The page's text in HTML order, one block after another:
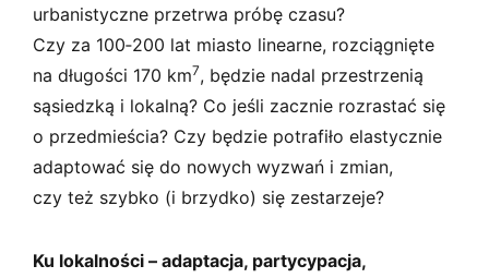
urbanistyczne przetrwa próbę czasu?
Czy za 100‑200 lat miasto linearne, rozciągnięte
na długości 170 km7, będzie nadal przestrzenią
sąsiedzką i lokalną? Co jeśli zacznie rozrastać się
o przedmieścia? Czy będzie potrafiło elastycznie
adaptować się do nowych wyzwań i zmian,
czy też szybko (i brzydko) się zestarzeje?
Ku lokalności – adaptacja, partycypacja,